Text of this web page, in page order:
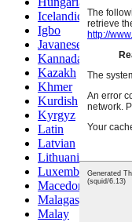
Icelandic
Igbo
Javanese
Kannada
Kazakh
Khmer
Kurdish
Kyrgyz
Latin
Latvian
Lithuanian
Luxembou..
Macedonian
Malagasy
Malay